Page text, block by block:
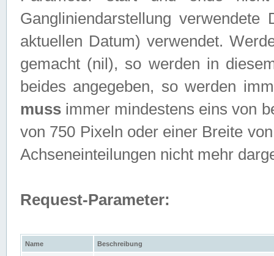
Gangliniendarstellung
aktuellen Datum) verwendet.
gemacht (nil), so werden in
beides angegeben, so werden
muss immer mindestens eins von
von 750 Pixeln oder einer Breite
Achseneinteilungen nicht mehr
Request-Parameter:
Name Beschreibung